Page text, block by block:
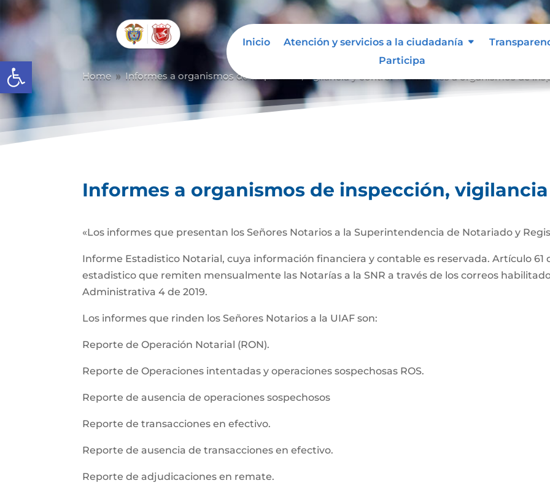
Abrir barra de herramientas
Inicio Atención y servicios a la ciudadanía
Participa
Home 9 Informes a organismos de inspección, vigilancia y control Informes a organismos de
Informes a organismos de inspección,
«Los informes que presentan los Señores Notarios a la Superintendencia de Notariado y
Informe Estadistico Notarial, cuya información financiera y contable es reservada. Artículo 61
estadistico que remiten mensualmente las Notarías a la SNR a través de los correos
Administrativa 4 de 2019.
Los informes que rinden los Señores Notarios a la UIAF son:
Reporte de Operación Notarial (RON).
Reporte de Operaciones intentadas y operaciones sospechosas ROS.
Reporte de ausencia de operaciones sospechosos
Reporte de transacciones en efectivo.
Reporte de ausencia de transacciones en efectivo.
Reporte de adjudicaciones en remate.